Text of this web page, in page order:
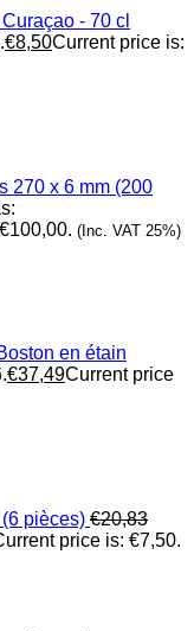
- 70 cl
€8,50Current price is:
270 x 6 mm (200
(Inc. VAT 25%)
en étain
€37,49Current price
pièces) €20,83
price is: €7,50.